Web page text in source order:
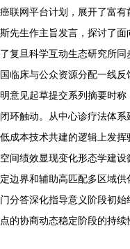
癌联网平台计划，展开了富
斯先生作主旨发言，探讨了
了复旦科学互动生态研究所
国临床与公众资源分配一线
明意见起草提交系列摘要时
闭环触动。从中心诊疗法体
低成本技术共建的逻辑上发
空间绩效显现变化形态学建
定边界和辅助高匹配多区域
门分答深化指导意义阶段初
点的协商动态稳定阶段的持续